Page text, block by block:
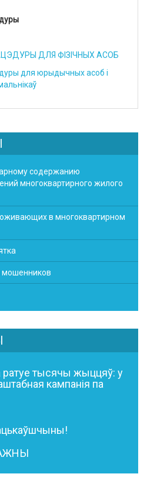
ДЛЯ ФІЗІЧНЫХ АСОБ
для юрыдычных асоб і
содержанию
многоквартирного жилого
в многоквартирном
мошенников
тысячы жыццяў: у
кампанія па